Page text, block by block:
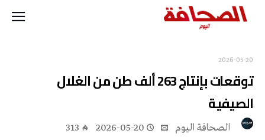
2026-05-20
توقعات بإنتاج 263 ألف طن من الغلال
الصيفية
2026-05-20
313